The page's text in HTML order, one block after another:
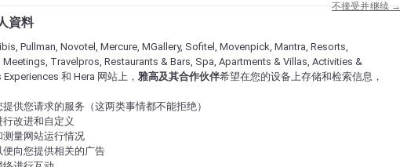
資料
Pullman, Novotel, Mercure, MGallery, Sofitel, Movenpick, Mantra, Resorts,
Meetings, Travelpros, Restaurants & Bars, Spa, Apartments & Villas, Activities &
和 Hera 网站上， 雅高及其合作伙伴希望在您的设备上存储和检索信息，
供您请求的服务（这两类事情都不能拒绝）
改进和自定义
测量网站运行情况
便向您提供相关的广告
不接受并继续 →